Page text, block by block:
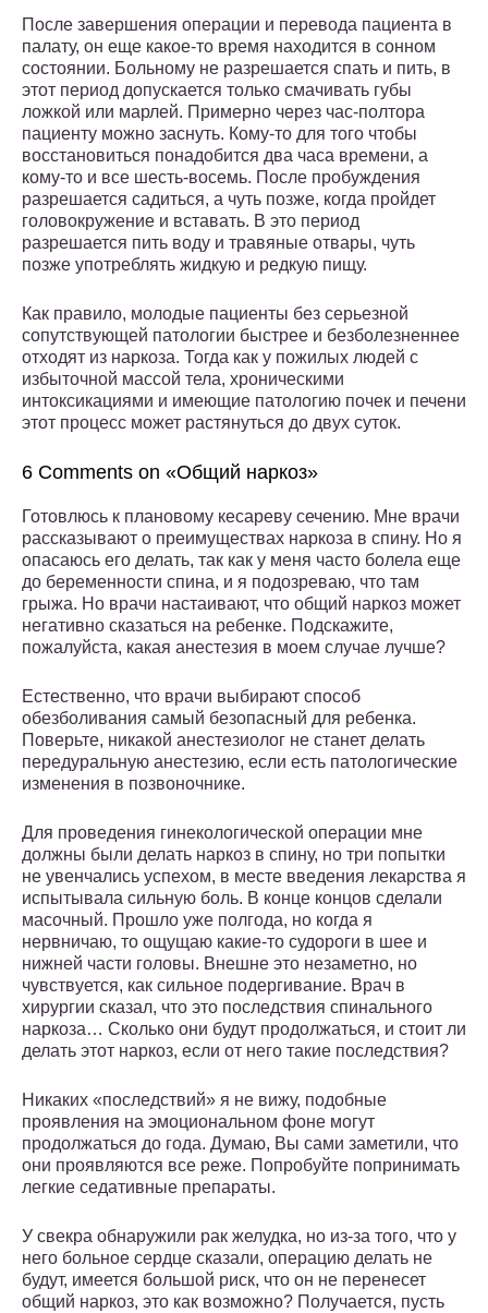
После завершения операции и перевода пациента в
палату, он еще какое-то время находится в сонном
состоянии. Больному не разрешается спать и пить, в
этот период допускается только смачивать губы
ложкой или марлей. Примерно через час-полтора
пациенту можно заснуть. Кому-то для того чтобы
восстановиться понадобится два часа времени, а
кому-то и все шесть-восемь. После пробуждения
разрешается садиться, а чуть позже, когда пройдет
головокружение и вставать. В это период
разрешается пить воду и травяные отвары, чуть
позже употреблять жидкую и редкую пищу.
Как правило, молодые пациенты без серьезной
сопутствующей патологии быстрее и безболезненнее
отходят из наркоза. Тогда как у пожилых людей с
избыточной массой тела, хроническими
интоксикациями и имеющие патологию почек и печени
этот процесс может растянуться до двух суток.
6 Comments on «Общий наркоз»
Готовлюсь к плановому кесареву сечению. Мне врачи
рассказывают о преимуществах наркоза в спину. Но я
опасаюсь его делать, так как у меня часто болела еще
до беременности спина, и я подозреваю, что там
грыжа. Но врачи настаивают, что общий наркоз может
негативно сказаться на ребенке. Подскажите,
пожалуйста, какая анестезия в моем случае лучше?
Естественно, что врачи выбирают способ
обезболивания самый безопасный для ребенка.
Поверьте, никакой анестезиолог не станет делать
передуральную анестезию, если есть патологические
изменения в позвоночнике.
Для проведения гинекологической операции мне
должны были делать наркоз в спину, но три попытки
не увенчались успехом, в месте введения лекарства я
испытывала сильную боль. В конце концов сделали
масочный. Прошло уже полгода, но когда я
нервничаю, то ощущаю какие-то судороги в шее и
нижней части головы. Внешне это незаметно, но
чувствуется, как сильное подергивание. Врач в
хирургии сказал, что это последствия спинального
наркоза… Сколько они будут продолжаться, и стоит ли
делать этот наркоз, если от него такие последствия?
Никаких «последствий» я не вижу, подобные
проявления на эмоциональном фоне могут
продолжаться до года. Думаю, Вы сами заметили, что
они проявляются все реже. Попробуйте попринимать
легкие седативные препараты.
У свекра обнаружили рак желудка, но из-за того, что у
него больное сердце сказали, операцию делать не
будут, имеется большой риск, что он не перенесет
общий наркоз, это как возможно? Получается, пусть